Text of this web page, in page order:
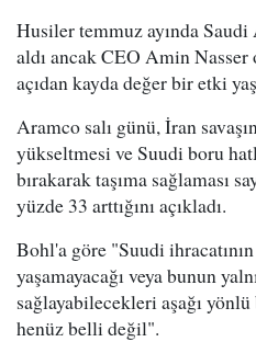
Husiler temmuz ayında
aldı ancak CEO Amin
açıdan kayda değer bir etki
Aramco salı günü, İran
yükseltmesi ve Suudi boru
bırakarak taşıma sağlaması
yüzde 33 arttığını açıkladı.
Bohl'a göre "Suudi
yaşamayacağı veya bunun
sağlayabilecekleri aşağı
henüz belli değil".